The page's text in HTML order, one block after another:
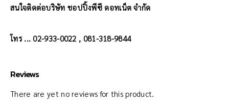
สนใจติดต่อบริษัท ชอปปิ้งพีซี ดอทเน็ต จำกัด
โทร ... 02-933-0022 , 081-318-9844
Reviews
There are yet no reviews for this product.